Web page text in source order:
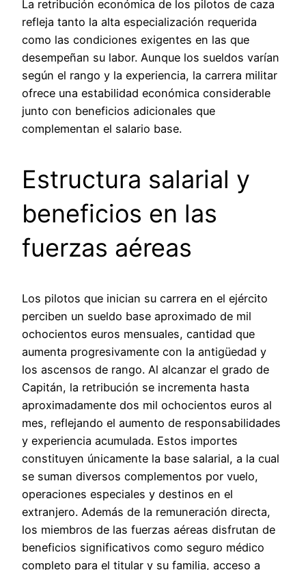
La retribución económica de los pilotos de caza
refleja tanto la alta especialización requerida
como las condiciones exigentes en las que
desempeñan su labor. Aunque los sueldos varían
según el rango y la experiencia, la carrera militar
ofrece una estabilidad económica considerable
junto con beneficios adicionales que
complementan el salario base.
Estructura salarial y
beneficios en las
fuerzas aéreas
Los pilotos que inician su carrera en el ejército
perciben un sueldo base aproximado de mil
ochocientos euros mensuales, cantidad que
aumenta progresivamente con la antigüedad y
los ascensos de rango. Al alcanzar el grado de
Capitán, la retribución se incrementa hasta
aproximadamente dos mil ochocientos euros al
mes, reflejando el aumento de responsabilidades
y experiencia acumulada. Estos importes
constituyen únicamente la base salarial, a la cual
se suman diversos complementos por vuelo,
operaciones especiales y destinos en el
extranjero. Además de la remuneración directa,
los miembros de las fuerzas aéreas disfrutan de
beneficios significativos como seguro médico
completo para el titular y su familia, acceso a